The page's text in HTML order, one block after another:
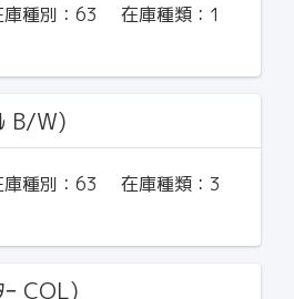
種別： 63 在庫種類： 1
B/W)
種別： 63 在庫種類： 3
ｰ COL)